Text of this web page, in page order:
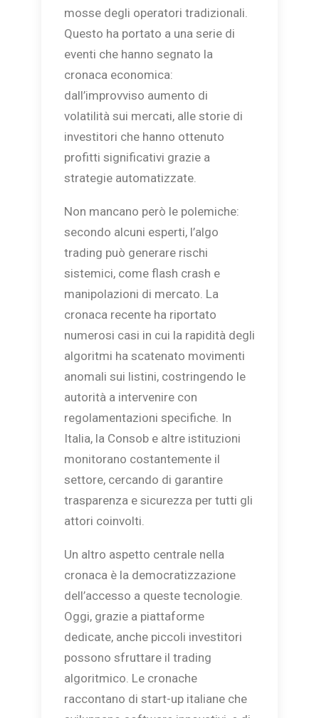
mosse degli operatori tradizionali.
Questo ha portato a una serie di
eventi che hanno segnato la
cronaca economica:
dall’improvviso aumento di
volatilità sui mercati, alle storie di
investitori che hanno ottenuto
profitti significativi grazie a
strategie automatizzate.
Non mancano però le polemiche:
secondo alcuni esperti, l’algo
trading può generare rischi
sistemici, come flash crash e
manipolazioni di mercato. La
cronaca recente ha riportato
numerosi casi in cui la rapidità degli
algoritmi ha scatenato movimenti
anomali sui listini, costringendo le
autorità a intervenire con
regolamentazioni specifiche. In
Italia, la Consob e altre istituzioni
monitorano costantemente il
settore, cercando di garantire
trasparenza e sicurezza per tutti gli
attori coinvolti.
Un altro aspetto centrale nella
cronaca è la democratizzazione
dell’accesso a queste tecnologie.
Oggi, grazie a piattaforme
dedicate, anche piccoli investitori
possono sfruttare il trading
algoritmico. Le cronache
raccontano di start-up italiane che